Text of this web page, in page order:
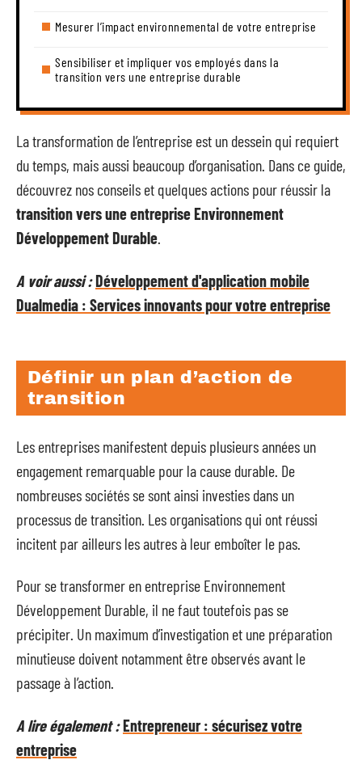
Mesurer l’impact environnemental de votre entreprise
Sensibiliser et impliquer vos employés dans la
transition vers une entreprise durable
La transformation de l’entreprise est un dessein qui requiert
du temps, mais aussi beaucoup d’organisation. Dans ce guide,
découvrez nos conseils et quelques actions pour réussir la
transition vers une entreprise Environnement
Développement Durable.
A voir aussi :Développement d'application mobile
Dualmedia : Services innovants pour votre entreprise
Définir un plan d’action de
transition
Les entreprises manifestent depuis plusieurs années un
engagement remarquable pour la cause durable. De
nombreuses sociétés se sont ainsi investies dans un
processus de transition. Les organisations qui ont réussi
incitent par ailleurs les autres à leur emboîter le pas.
Pour se transformer en entreprise Environnement
Développement Durable, il ne faut toutefois pas se
précipiter. Un maximum d’investigation et une préparation
minutieuse doivent notamment être observés avant le
passage à l’action.
A lire également :Entrepreneur : sécurisez votre
entreprise